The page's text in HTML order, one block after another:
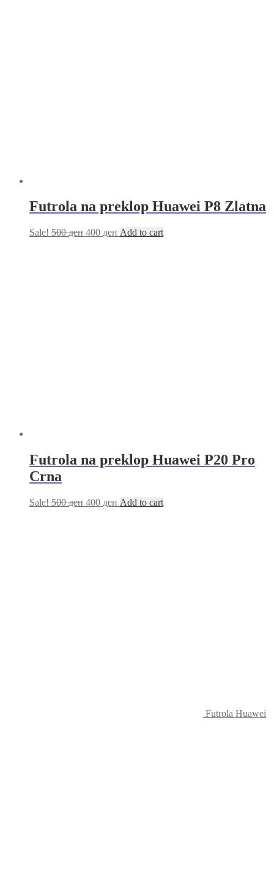
Futrola na preklop Huawei P8 Zlatna
Sale! 500ден 400 ден Add to cart
Futrola na preklop Huawei P20 Pro
Crna
Sale! 500ден 400 ден Add to cart
Futrola Huawei